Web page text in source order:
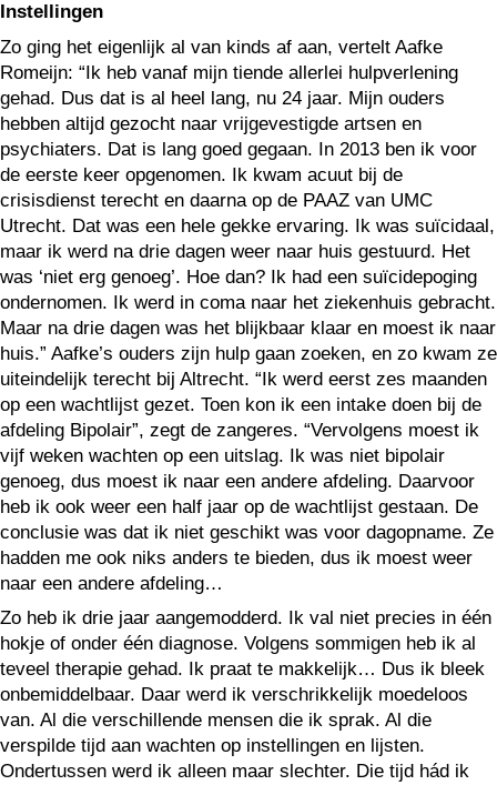
Instellingen
Zo ging het eigenlijk al van kinds af aan, vertelt Aafke
Romeijn: “Ik heb vanaf mijn tiende allerlei hulpverlening
gehad. Dus dat is al heel lang, nu 24 jaar. Mijn ouders
hebben altijd gezocht naar vrijgevestigde artsen en
psychiaters. Dat is lang goed gegaan. In 2013 ben ik voor
de eerste keer opgenomen. Ik kwam acuut bij de
crisisdienst terecht en daarna op de PAAZ van UMC
Utrecht. Dat was een hele gekke ervaring. Ik was suïcidaal,
maar ik werd na drie dagen weer naar huis gestuurd. Het
was ‘niet erg genoeg’. Hoe dan? Ik had een suïcidepoging
ondernomen. Ik werd in coma naar het ziekenhuis gebracht.
Maar na drie dagen was het blijkbaar klaar en moest ik naar
huis.” Aafke’s ouders zijn hulp gaan zoeken, en zo kwam ze
uiteindelijk terecht bij Altrecht. “Ik werd eerst zes maanden
op een wachtlijst gezet. Toen kon ik een intake doen bij de
afdeling Bipolair”, zegt de zangeres. “Vervolgens moest ik
vijf weken wachten op een uitslag. Ik was niet bipolair
genoeg, dus moest ik naar een andere afdeling. Daarvoor
heb ik ook weer een half jaar op de wachtlijst gestaan. De
conclusie was dat ik niet geschikt was voor dagopname. Ze
hadden me ook niks anders te bieden, dus ik moest weer
naar een andere afdeling…
Zo heb ik drie jaar aangemodderd. Ik val niet precies in één
hokje of onder één diagnose. Volgens sommigen heb ik al
teveel therapie gehad. Ik praat te makkelijk… Dus ik bleek
onbemiddelbaar. Daar werd ik verschrikkelijk moedeloos
van. Al die verschillende mensen die ik sprak. Al die
verspilde tijd aan wachten op instellingen en lijsten.
Ondertussen werd ik alleen maar slechter. Die tijd hád ik